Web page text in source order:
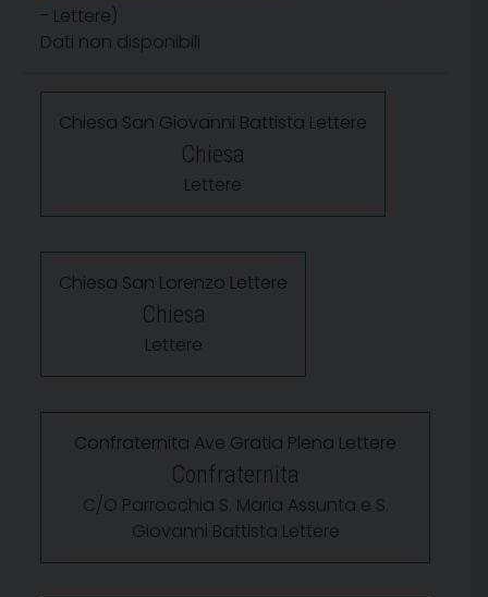
- Lettere)
Dati non disponibili
Chiesa San Giovanni Battista Lettere
Chiesa
Lettere
Chiesa San Lorenzo Lettere
Chiesa
Lettere
Confraternita Ave Gratia Plena Lettere
Confraternita
C/O Parrocchia S. Maria Assunta e S.
Giovanni Battista Lettere